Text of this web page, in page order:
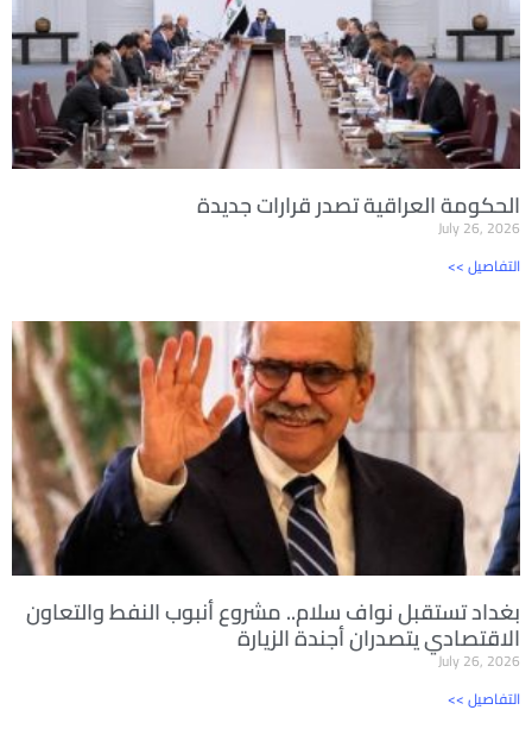
الحكومة العراقية تصدر قرارات جديدة
July 26, 2026
<< التفاصيل
بغداد تستقبل نواف سلام.. مشروع أنبوب النفط والتعاون
الاقتصادي يتصدران أجندة الزيارة
July 26, 2026
<< التفاصيل